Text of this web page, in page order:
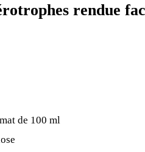
rendue
de 100 ml